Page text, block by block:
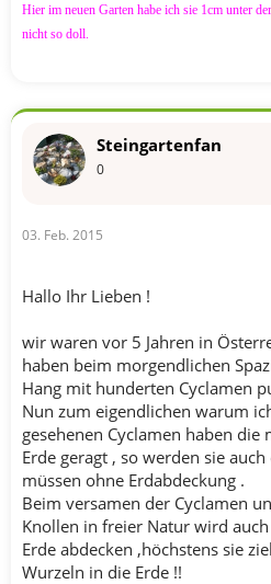
Hier im neuen Garten habe ich sie 1cm unter
nicht so doll.
Steingartenfan
0
03. Feb. 2015
Hallo Ihr Lieben !
wir waren vor 5 Jahren in
haben beim morgendlichen
Hang mit hunderten Cyclamen
Nun zum eigendlichen warum
gesehenen Cyclamen haben die
Erde geragt , so werden sie
müssen ohne Erdabdeckung .
Beim versamen der Cyclamen
Knollen in freier Natur wird
Erde abdecken ,höchstens sie
Wurzeln in die Erde !!